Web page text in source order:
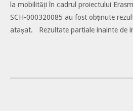
la mobilități în cadrul proiectului
SCH-000320085 au fost obținute
atașat. Rezultate partiale inainte de